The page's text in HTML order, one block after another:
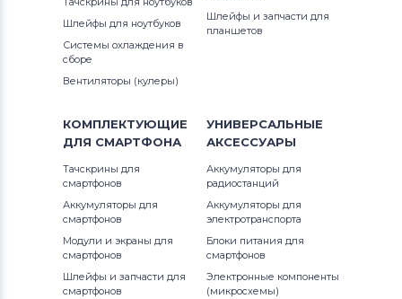
Шлейфы для ноутбуков
Системы охлаждения в
сборе
Вентиляторы (кулеры)
Шлейфы и запчасти для
планшетов
КОМПЛЕКТУЮЩИЕ
ДЛЯ СМАРТФОНА
Тачскрины для
смартфонов
Аккумуляторы для
смартфонов
Модули и экраны для
смартфонов
Шлейфы и запчасти для
смартфонов
УНИВЕРСАЛЬНЫЕ
АКСЕССУАРЫ
Аккумуляторы для
радиостанций
Аккумуляторы для
электротранспорта
Блоки питания для
смартфонов
Электронные компоненты
(микросхемы)